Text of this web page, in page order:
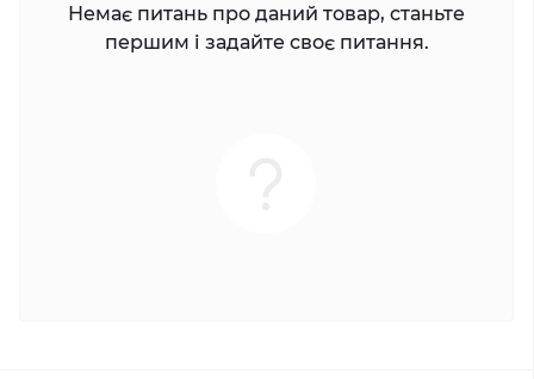
Немає питань про даний товар, станьте
першим і задайте своє питання.